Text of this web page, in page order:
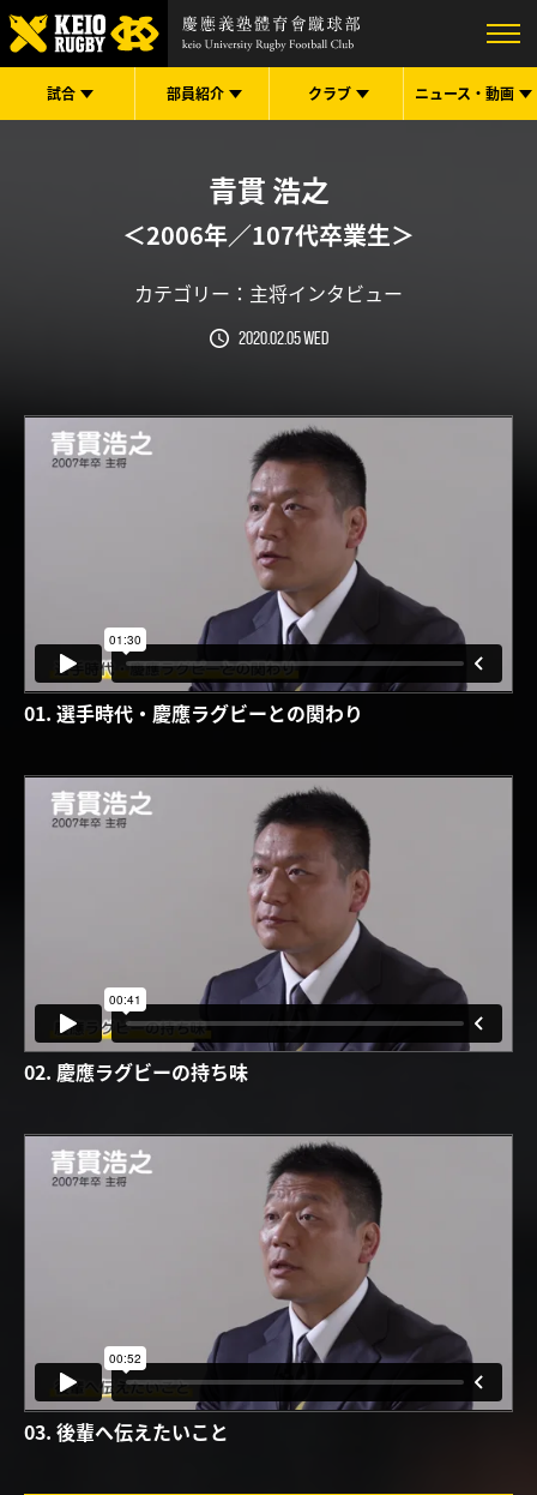
試合 部員紹介 クラブ ニュース・ 動画
青貫 浩之
＜2006年／107代卒業生＞
カテゴリー： 主将インタビュー
2020.02.05 Wed
01. 選手時代・慶應ラグビーとの関わり
02. 慶應ラグビーの持ち味
03. 後輩へ伝えたいこと